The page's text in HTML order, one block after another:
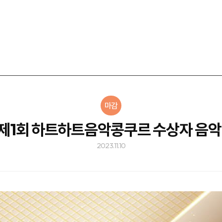
마감
1회 하트하트음악콩쿠르 수상자 음
2023.11.10